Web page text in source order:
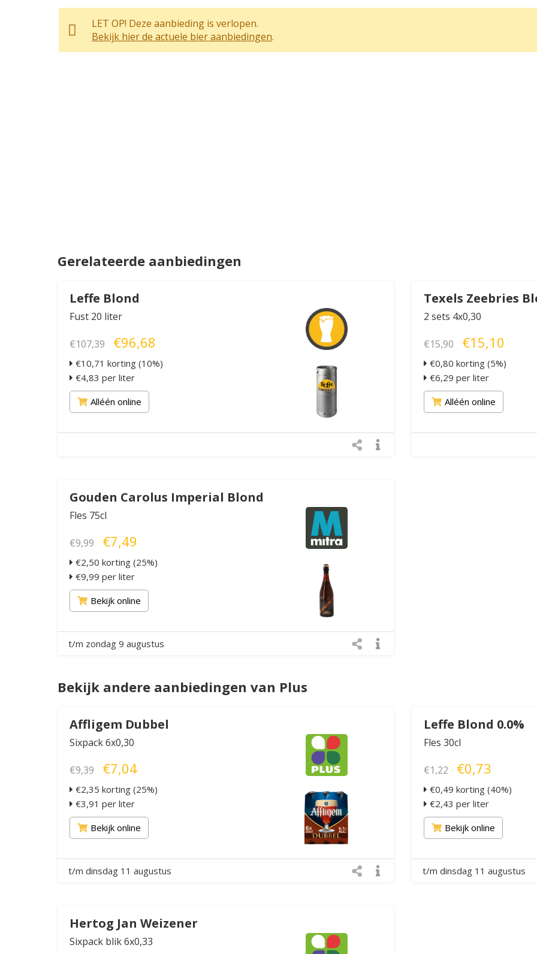
LET OP! Deze aanbieding is verlopen.
Bekijk hier de actuele bier aanbiedingen.
Gerelateerde aanbiedingen
Leffe Blond
Fust 20 liter
€107,39 €96,68
€10,71 korting (10%)
€4,83 per liter
Alléén online
Texels Zeebries
2 sets 4x0,30
€15,90 €15,10
€0,80 korting (5%)
€6,29 per liter
Alléén online
Gouden Carolus Imperial Blond
Fles 75cl
€9,99 €7,49
€2,50 korting (25%)
€9,99 per liter
Bekijk online
t/m zondag 9 augustus
Bekijk andere aanbiedingen van Plus
Affligem Dubbel
Sixpack 6x0,30
€9,39 €7,04
€2,35 korting (25%)
€3,91 per liter
Bekijk online
t/m dinsdag 11 augustus
Leffe Blond 0.0%
Fles 30cl
€1,22 €0,73
€0,49 korting (40%)
€2,43 per liter
Bekijk online
t/m dinsdag 11 augustus
Hertog Jan Weizener
Sixpack blik 6x0,33